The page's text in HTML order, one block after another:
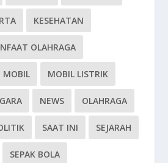
KESEHATAN
OLAHRAGA
MOBIL MOBIL LISTRIK
NEWS OLAHRAGA
SAAT INI SEJARAH
SEPAK BOLA